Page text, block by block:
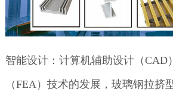
智能设计：计算机辅助设计（CAD
（FEA）技术的发展，玻璃钢拉挤